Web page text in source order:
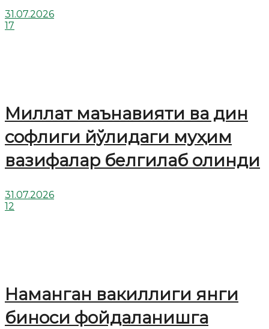
31.07.2026
17
Миллат маънавияти ва дин
софлиги йўлидаги муҳим
вазифалар белгилаб олинди
31.07.2026
12
Наманган вакиллиги янги
биноси фойдаланишга